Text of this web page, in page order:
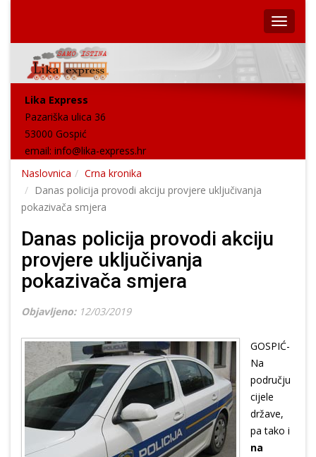
Lika Express
Pazariška ulica 36
53000 Gospić
email: info@lika-express.hr
Naslovnica
Crna kronika
Danas policija provodi akciju provjere uključivanja
pokazivača smjera
Danas policija provodi akciju
provjere uključivanja
pokazivača smjera
Objavljeno: 12/03/2019
GOSPIĆ-
Na
području
cijele
države,
pa tako i
na